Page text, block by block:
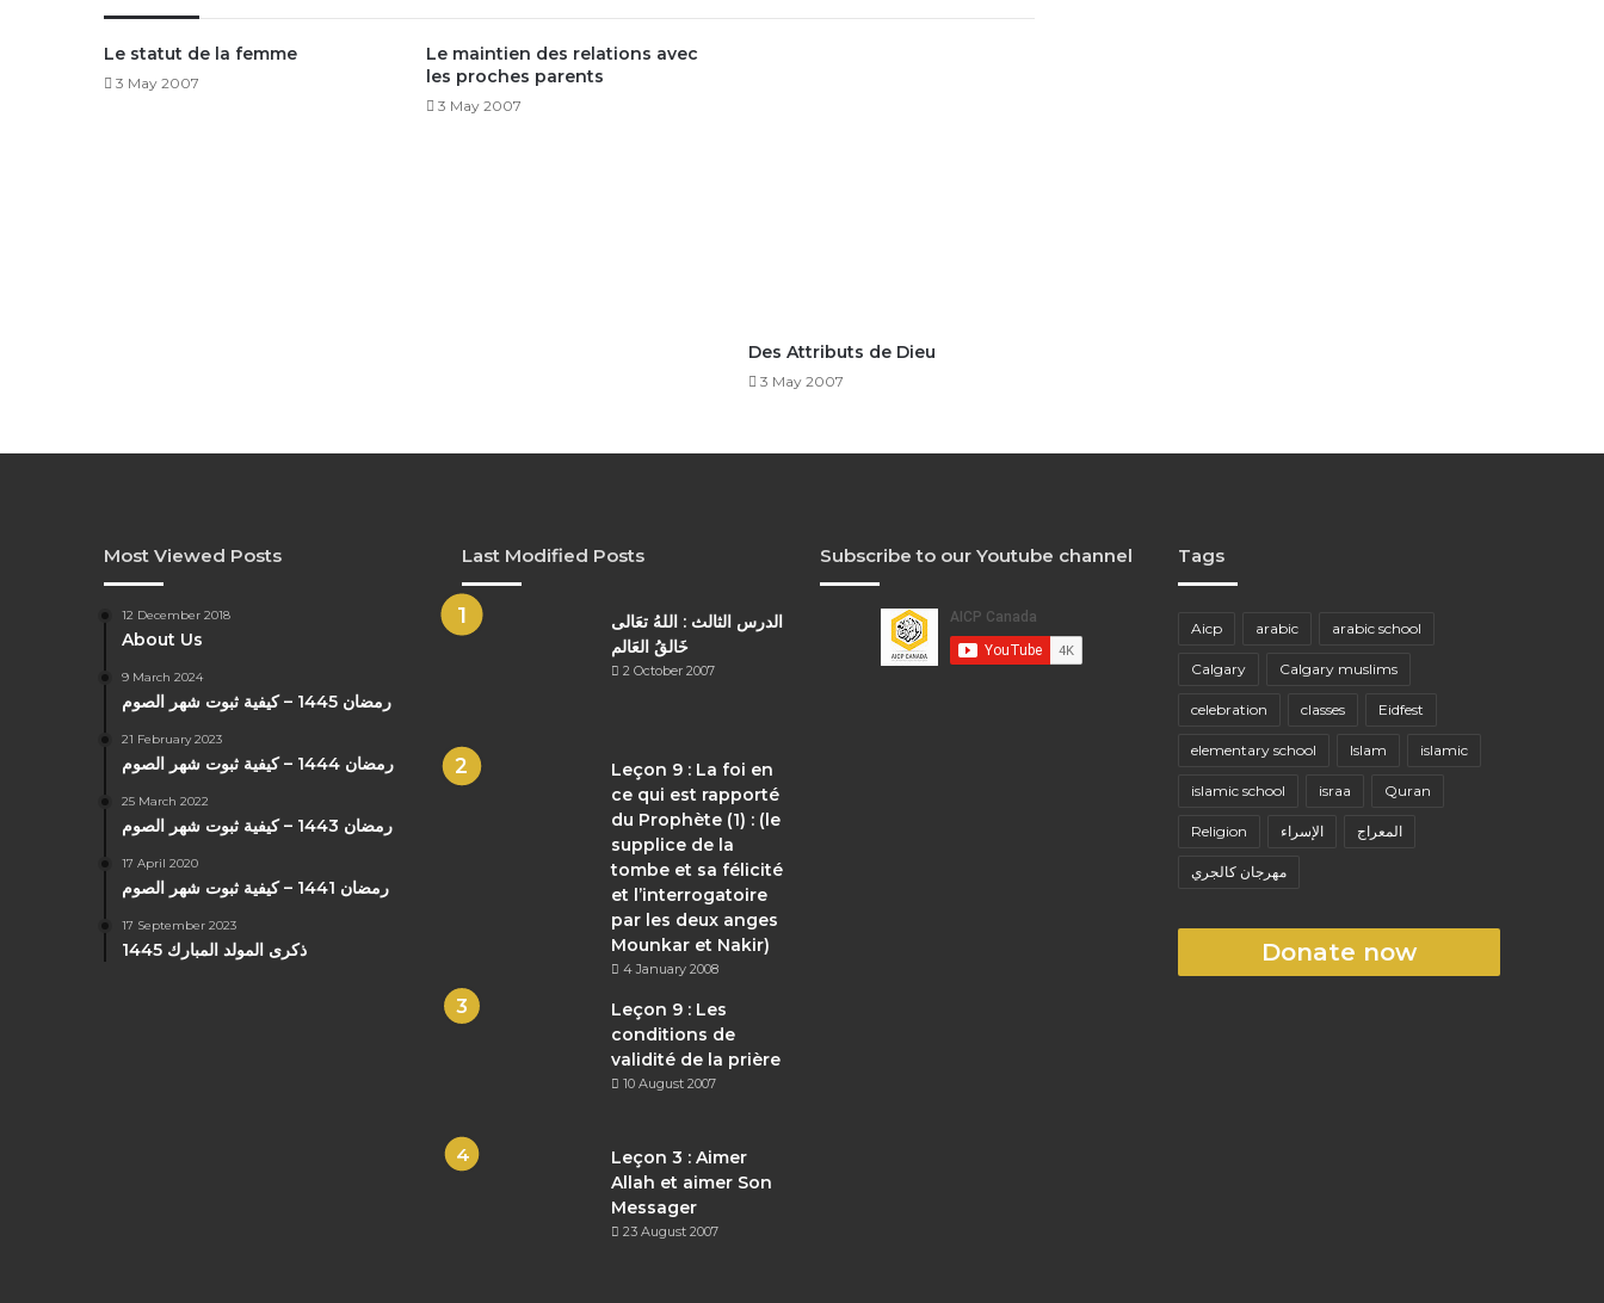
Le statut de la femme
3 May 2007
Le maintien des relations avec
les proches parents
3 May 2007
Des Attributs de Dieu
3 May 2007
Most Viewed Posts
12 December 2018
About Us
9 March 2024
رمضان 1445 – كيفية ثبوت شهر الصوم
21 February 2023
رمضان 1444 – كيفية ثبوت شهر الصوم
25 March 2022
رمضان 1443 – كيفية ثبوت شهر الصوم
17 April 2020
رمضان 1441 – كيفية ثبوت شهر الصوم
17 September 2023
ذكرى المولد المبارك 1445
Last Modified Posts
الدرس الثالث : اللهُ تعَالى
خَالقُ العَالم
2 October 2007
Leçon 9 : La foi en
ce qui est rapporté
du Prophète (1) : (le
supplice de la
tombe et sa félicité
et l’interrogatoire
par les deux anges
Mounkar et Nakir)
4 January 2008
Leçon 9 : Les
conditions de
validité de la prière
10 August 2007
Leçon 3 : Aimer
Allah et aimer Son
Messager
23 August 2007
Subscribe to our Youtube channel Tags
Aicp arabic arabic school
Calgary Calgary muslims
celebration classes Eidfest
elementary school Islam islamic
islamic school israa Quran
Religion الإسراء المعراج
مهرجان كالجري
Donate now